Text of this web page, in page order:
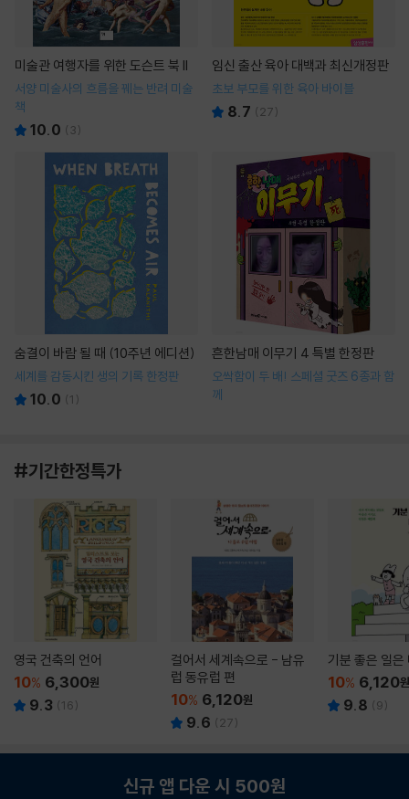
미술관 여행자를 위한 도슨트 북 II
서양 미술사의 흐름을 꿰는 반려 미술
책
10.0 ( 3)
임신 출산 육아 대백과 최신개정판
초보 부모를 위한 육아 바이블
8.7 ( 27)
숨결이 바람 될 때 (10주년 에디션)
세계를 감동시킨 생의 기록 한정판
10.0 (1 )
흔한남매 이무기 4 특별 한정판
오싹함이 두 배! 스페셜 굿즈 6종과 함
께
#기간한정특가
영국 건축의 언어
10% 6,300원
9.3 (16)
걸어서 세계속으로 - 남유
럽 동유럽 편
10% 6,120원
9.6 ( 27)
기분 좋은 일은
10% 6,120원
9.8 (9)
신규 앱 다운 시 500원